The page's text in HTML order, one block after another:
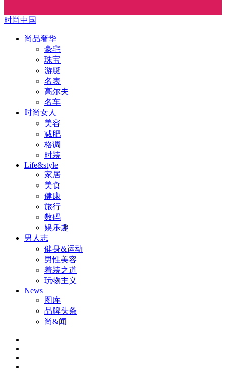
时尚中国
尚品奢华
豪宅
珠宝
游艇
名表
高尔夫
名车
时尚女人
美容
减肥
格调
时装
Life&style
家居
美食
健康
旅行
数码
娱乐趣
男人志
健身&运动
男性美容
着装之道
玩物主义
News
图库
品牌头条
尚&闻